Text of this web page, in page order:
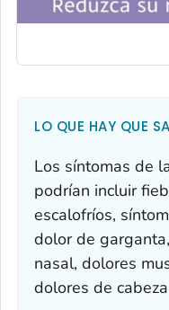
LO QUE HAY QUE
Los síntomas de
podrían incluir
escalofríos,
dolor de
nasal, dolores
dolores de